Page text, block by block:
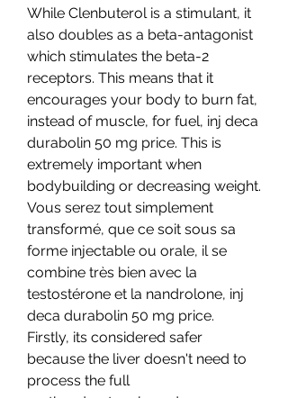
While Clenbuterol is a stimulant, it
also doubles as a beta-antagonist
which stimulates the beta-2
receptors. This means that it
encourages your body to burn fat,
instead of muscle, for fuel, inj deca
durabolin 50 mg price. This is
extremely important when
bodybuilding or decreasing weight.
Vous serez tout simplement
transformé, que ce soit sous sa
forme injectable ou orale, il se
combine très bien avec la
testostérone et la nandrolone, inj
deca durabolin 50 mg price.
Firstly, its considered safer
because the liver doesn't need to
process the full